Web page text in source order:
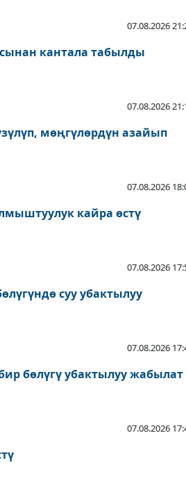
07.08.2026
кантала табылды
07.08.2026
мөңгүлөрдүн азайып
07.08.2026
кайра өстү
07.08.2026
суу убактылуу
07.08.2026
бөлүгү убактылуу жабылат
07.08.2026